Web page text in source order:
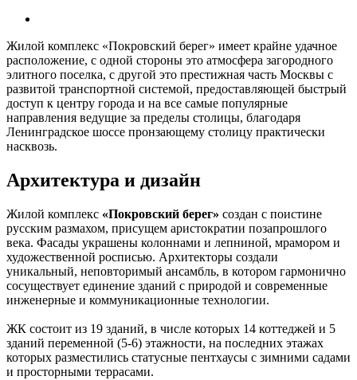
Жилой комплекс «Покровский берег» имеет крайне удачное
расположение, с одной стороны это атмосфера загородного
элитного поселка, с другой это престижная часть Москвы с
развитой транспортной системой, предоставляющей быстрый
доступ к центру города и на все самые популярные
направления ведущие за пределы столицы, благодаря
Ленинградское шоссе пронзающему столицу практически
насквозь.
Архитектура и дизайн
Жилой комплекс «Покровский берег» создан с поистине
русским размахом, присущем аристократии позапрошлого
века. Фасады украшены колоннами и лепниной, мрамором и
художественной росписью. Архитекторы создали
уникальный, неповторимый ансамбль, в котором гармонично
сосуществует единение зданий с природой и современные
инженерные и коммуникационные технологии.
ЖК состоит из 19 зданий, в числе которых 14 коттеджей и 5
зданий переменной (5-6) этажности, на последних этажах
которых разместились статусные пентхаусы с зимними садами
и просторными террасами.